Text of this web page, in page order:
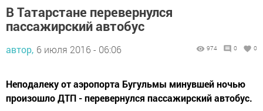
В Татарстане перевернулся
пассажирский автобус
автор, 6 июля 2016 - 06:06 974 0 0
Неподалеку от аэропорта Бугульмы минувшей ночью
произошло ДТП - перевернулся пассажирский автобус.